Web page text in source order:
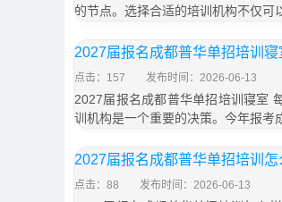
的节点。选择合适的培训机构不仅可
2027届报名成都普华单招培训寝
点击：157 发布时间：2026-06-13
2027届报名成都普华单招培训寝室
训机构是一个重要的决策。今年报考
2027届报名成都普华单招培训怎
点击：88 发布时间：2026-06-13